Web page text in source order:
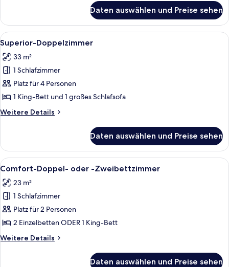
Doppelzimmer
mit
Balkon
Daten auswählen und Preise sehen
Alle
Fotos
für
Superior-
Doppelzimmer
anzeigen
Ein Hotelzimmer mit Bett, Sessel,
6
Superior-Doppelzimmer
33 m²
1 Schlafzimmer
Platz für 4 Personen
1 King-Bett und 1 großes Schlafsofa
Weitere Details
Weitere
Doppelzimmer
Daten auswählen und Preise sehen
Alle
Fotos
für
Comfort-
Doppel-
oder
-
Zweibettzimmer
Allergikerbettwaren, Zimmersafe,
11
Comfort-Doppel- oder -Zweibettzimmer
23 m²
1 Schlafzimmer
Platz für 2 Personen
2 Einzelbetten ODER 1 King-Bett
Weitere Details
Weitere
Daten auswählen und Preise sehen